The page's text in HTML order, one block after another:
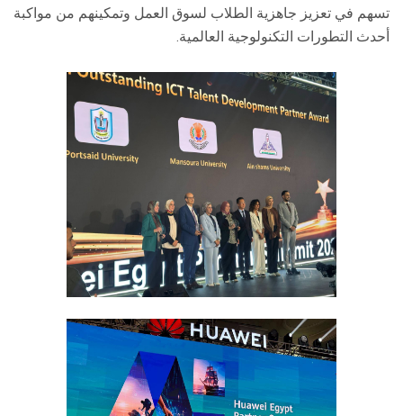
تسهم في تعزيز جاهزية الطلاب لسوق العمل وتمكينهم من مواكبة
أحدث التطورات التكنولوجية العالمية.